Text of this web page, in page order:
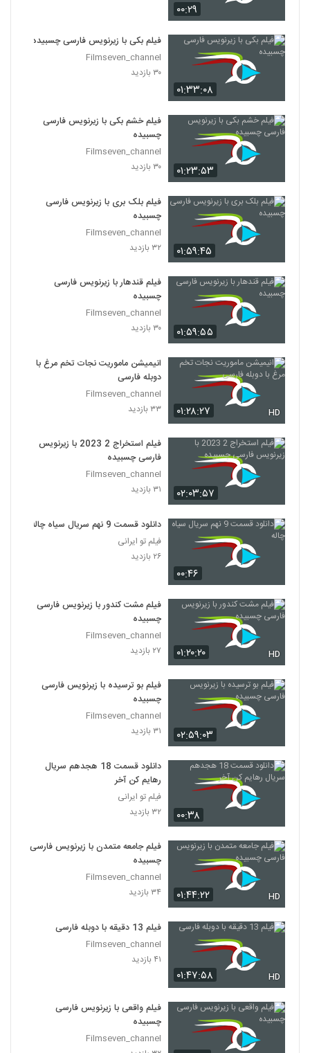
۰۰:۲۹
۰۱:۳۳:۰۸
فیلم بکی با زیرنویس فارسی چسبیده
Filmseven_channel
۳۰ بازدید
۰۱:۲۳:۵۳
فیلم خشم بکی با زیرنویس فارسی
چسبیده
Filmseven_channel
۳۰ بازدید
۰۱:۵۹:۴۵
فیلم بلک بری با زیرنویس فارسی
چسبیده
Filmseven_channel
۳۲ بازدید
۰۱:۵۹:۵۵
فیلم قندهار با زیرنویس فارسی
چسبیده
Filmseven_channel
۳۰ بازدید
۰۱:۲۸:۲۷ HD
انیمیشن ماموریت نجات تخم مرغ با
دوبله فارسی
Filmseven_channel
۳۳ بازدید
۰۲:۰۳:۵۷
فیلم استخراج 2 2023 با زیرنویس
فارسی چسبیده
Filmseven_channel
۳۱ بازدید
۰۰:۴۶
دانلود قسمت 9 نهم سریال سیاه چاله
فیلم تو ایرانی
۲۶ بازدید
۰۱:۲۰:۲۰ HD
فیلم مشت کندور با زیرنویس فارسی
چسبیده
Filmseven_channel
۲۷ بازدید
۰۲:۵۹:۰۳
فیلم بو ترسیده با زیرنویس فارسی
چسبیده
Filmseven_channel
۳۱ بازدید
۰۰:۳۸
دانلود قسمت 18 هجدهم سریال
رهایم کن آخر
فیلم تو ایرانی
۳۲ بازدید
۰۱:۴۴:۲۲ HD
فیلم جامعه متمدن با زیرنویس فارسی
چسبیده
Filmseven_channel
۳۴ بازدید
۰۱:۴۷:۵۸ HD
فیلم 13 دقیقه با دوبله فارسی
Filmseven_channel
۴۱ بازدید
فیلم واقعی با زیرنویس فارسی
چسبیده
Filmseven_channel